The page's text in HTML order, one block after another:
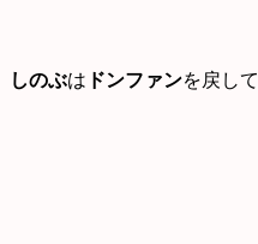
しのぶは ドンファンを戻して